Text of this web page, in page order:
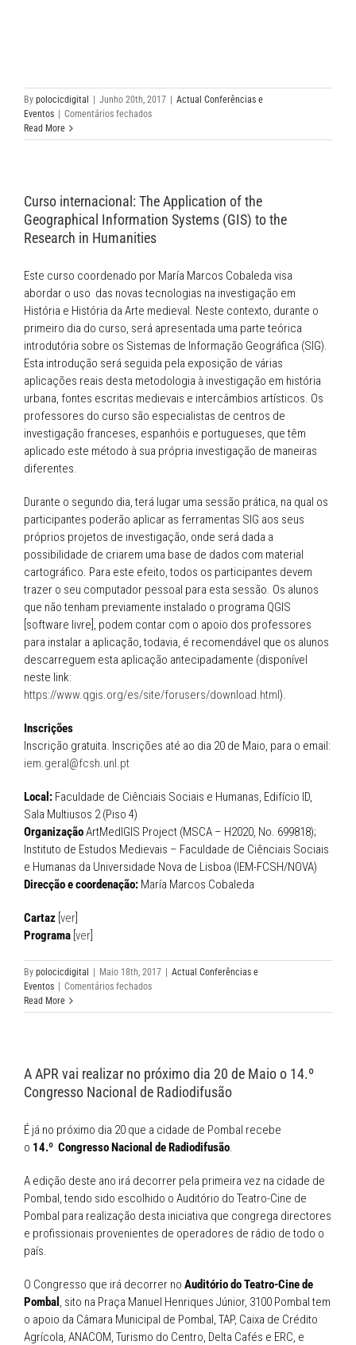
By polocicdigital | Junho 20th, 2017 | Actual Conferências e
Eventos | Comentários fechadosem
de
Curso
de
Indústrias
Criativas
Gestão
Media
Read More
Curso internacional: The Application of the
Geographical Information Systems (GIS) to the
Research in Humanities
Este curso coordenado por María Marcos Cobaleda visa
abordar o uso das novas tecnologias na investigação em
História e História da Arte medieval. Neste contexto, durante o
primeiro dia do curso, será apresentada uma parte teórica
introdutória sobre os Sistemas de Informação Geográfica (SIG).
Esta introdução será seguida pela exposição de várias
aplicações reais desta metodologia à investigação em história
urbana, fontes escritas medievais e intercâmbios artísticos. Os
professores do curso são especialistas de centros de
investigação franceses, espanhóis e portugueses, que têm
aplicado este método à sua própria investigação de maneiras
diferentes.
Durante o segundo dia, terá lugar uma sessão prática, na qual os
participantes poderão aplicar as ferramentas SIG aos seus
próprios projetos de investigação, onde será dada a
possibilidade de criarem uma base de dados com material
cartográfico. Para este efeito, todos os participantes devem
trazer o seu computador pessoal para esta sessão. Os alunos
que não tenham previamente instalado o programa QGIS
[software livre], podem contar com o apoio dos professores
para instalar a aplicação, todavia, é recomendável que os alunos
descarreguem esta aplicação antecipadamente (disponível
neste link:
https://www.qgis.org/es/site/forusers/download.html).
Inscrições
Inscrição gratuita. Inscrições até ao dia 20 de Maio, para o email:
iem.geral@fcsh.unl.pt
Local: Faculdade de Ciênciais Sociais e Humanas, Edifício ID,
Sala Multiusos 2 (Piso 4)
OrganizaçãoArtMedIGIS Project (MSCA – H2020, No. 699818);
Instituto de Estudos Medievais – Faculdade de Ciênciais Sociais
e Humanas da Universidade Nova de Lisboa (IEM-FCSH/NOVA)
Direcção e coordenação: María Marcos Cobaleda
Cartaz ver
Programa ver
By polocicdigital | Maio 18th, 2017 | Actual Conferências e
Eventos | Comentários fechadosem
internacional:
the
Geographical
Information
(GIS)
to
in
Humanities
Read More
A APR vai realizar no próximo dia 20 de Maio o 14.º
Congresso Nacional de Radiodifusão
É já no próximo dia 20 que a cidade de Pombal recebe
o 14.º Congresso Nacional de Radiodifusão.
A edição deste ano irá decorrer pela primeira vez na cidade de
Pombal, tendo sido escolhido o Auditório do Teatro-Cine de
Pombal para realização desta iniciativa que congrega directores
e profissionais provenientes de operadores de rádio de todo o
país.
O Congresso que irá decorrer no Auditório do Teatro-Cine de
Pombal , sito na Praça Manuel Henriques Júnior, 3100 Pombal tem
o apoio da Câmara Municipal de Pombal, TAP, Caixa de Crédito
Agrícola, ANACOM, Turismo do Centro, Delta Cafés e ERC, e